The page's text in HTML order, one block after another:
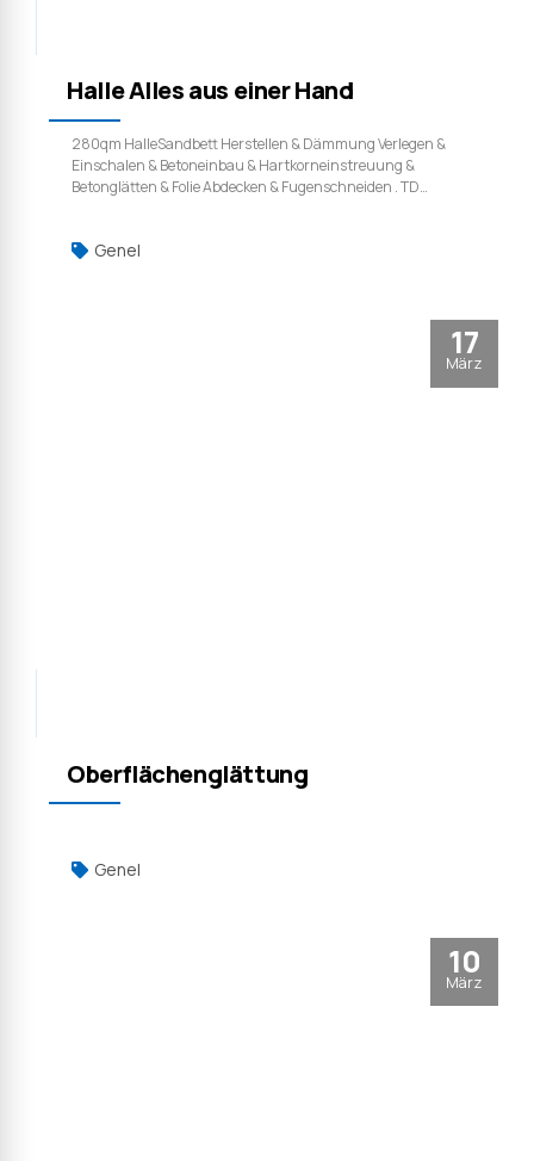
Genel
Halle Alles aus einer Hand
280qm HalleSandbett Herstellen & Dämmung Verlegen &
Einschalen & Betoneinbau & Hartkorneinstreuung &
Betonglätten & Folie Abdecken & Fugenschneiden . TD
Genel
17
März
Oberflächenglättung
10
März